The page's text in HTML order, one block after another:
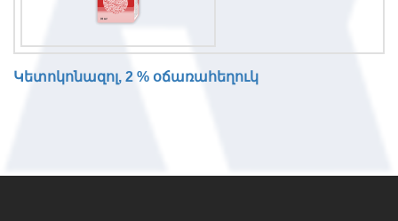
Կետոկոնազոլ, 2 % օճառահեղուկ